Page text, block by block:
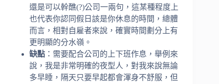
還是可以幹醮(?)公司一兩句，這某種程度上
也代表你認同假日該是你休息的時間，總體
而言，相對自雇者來說，確實時間劃分上有
更明顯的分水嶺。
缺點 ：需要配合公司的上下班作息，舉例來
說，我是非常明確的夜型人，對我來說無論
多早睡，隔天只要早起都會渾身不舒服，但